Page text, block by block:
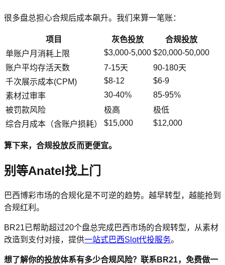
很多盘总担心合规后成本飙升。我们来算一笔账：
项目 灰色投放
合规投放
单账户月消耗上限
$3,000-5,000 $20,000-50,000
账户平均存活天数
7-15天
90-180天
千次展示成本(CPM)
$8-12
$6-9
素材过审率
30-40%
85-95%
被罚款风险
极高
极低
综合月成本（含账户损耗）
$15,000 $12,000
算下来，合规投放反而更便宜。
别等Anatel找上门
巴西博彩市场的合规化是不可逆的趋势。越早转型，越能抢到
合规红利。
BR21已帮助超过20个盘总完成巴西市场的合规转型，从素材
改造到支付对接，提供一站式巴西Slot代投服务。
想了解你的投放体系有多少合规风险？联系BR21，免费做一